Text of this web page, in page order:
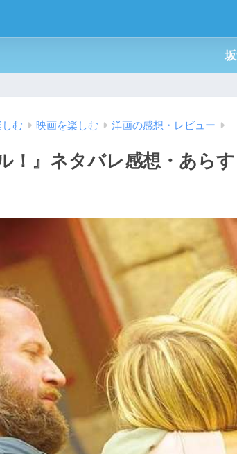
む 映画を楽しむ 洋画の感想・レビュー
！』ネタバレ感想・あら